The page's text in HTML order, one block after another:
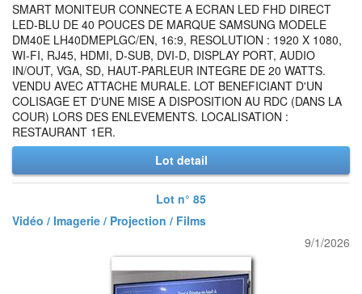
SMART MONITEUR CONNECTE A ECRAN LED FHD DIRECT
LED-BLU DE 40 POUCES DE MARQUE SAMSUNG MODELE
DM40E LH40DMEPLGC/EN, 16:9, RESOLUTION : 1920 X 1080,
WI-FI, RJ45, HDMI, D-SUB, DVI-D, DISPLAY PORT, AUDIO
IN/OUT, VGA, SD, HAUT-PARLEUR INTEGRE DE 20 WATTS.
VENDU AVEC ATTACHE MURALE. LOT BENEFICIANT D'UN
COLISAGE ET D'UNE MISE A DISPOSITION AU RDC (DANS LA
COUR) LORS DES ENLEVEMENTS. LOCALISATION :
RESTAURANT 1ER.
Lot detail
Lot n° 85
Vidéo / Imagerie / Projection / Films
9/1/2026